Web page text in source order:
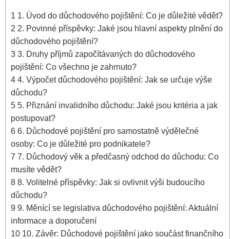
1 1. Úvod do důchodového pojištění: Co je důležité vědět?
2 2. Povinné příspěvky: Jaké jsou hlavní aspekty plnění do
důchodového pojištění?
3 3. Druhy příjmů započítávaných do důchodového
pojištění: Co všechno je zahrnuto?
4 4. Výpočet důchodového pojištění: Jak se určuje výše
důchodu?
5 5. Přiznání invalidního důchodu: Jaké jsou kritéria a jak
postupovat?
6 6. Důchodové pojištění pro samostatně výdělečné
osoby: Co je důležité pro podnikatele?
7 7. Důchodový věk a předčasný odchod do důchodu: Co
musíte vědět?
8 8. Volitelné příspěvky: Jak si ovlivnit výši budoucího
důchodu?
9 9. Měnící se legislativa důchodového pojištění: Aktuální
informace a doporučení
10 10. Závěr: Důchodové pojištění jako součást finančního